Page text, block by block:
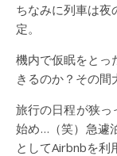
ちなみに列車は
定。
機内で仮眠をとっ
きるのか？その間
旅行の日程が狭っ
始め…（笑）急遽
としてAirbnbを利